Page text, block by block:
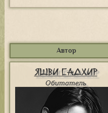
Автор
Яшви Садхир
Обитатель